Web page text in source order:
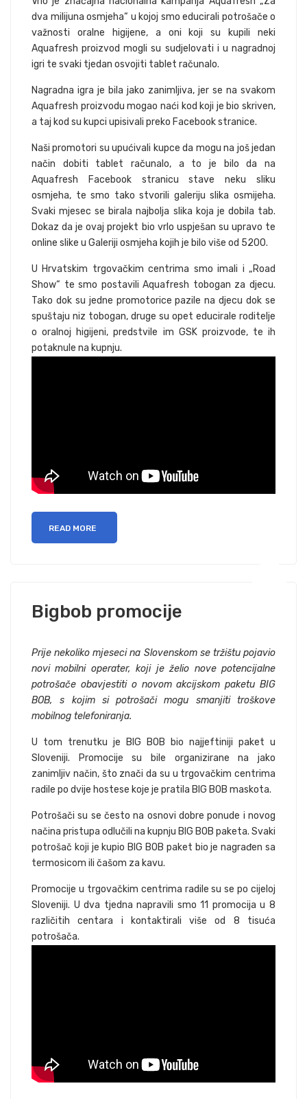
dva milijuna osmjeha“ u kojoj smo educirali potrošače o
važnosti oralne higijene, a oni koji su kupili neki
Aquafresh proizvod mogli su sudjelovati i u nagradnoj
igri te svaki tjedan osvojiti tablet računalo.
Nagradna igra je bila jako zanimljiva, jer se na svakom
Aquafresh proizvodu mogao naći kod koji je bio skriven,
a taj kod su kupci upisivali preko Facebook stranice.
Naši promotori su upućivali kupce da mogu na još jedan
način dobiti tablet računalo, a to je bilo da na
Aquafresh Facebook stranicu stave neku sliku
osmjeha, te smo tako stvorili galeriju slika osmijeha.
Svaki mjesec se birala najbolja slika koja je dobila tab.
Dokaz da je ovaj projekt bio vrlo uspješan su upravo te
online slike u Galeriji osmjeha kojih je bilo više od 5200.
U Hrvatskim trgovačkim centrima smo imali i „Road
Show“ te smo postavili Aquafresh tobogan za djecu.
Tako dok su jedne promotorice pazile na djecu dok se
spuštaju niz tobogan, druge su opet educirale roditelje
o oralnoj higijeni, predstvile im GSK proizvode, te ih
potaknule na kupnju.
READ MORE
Bigbob promocije
Prije nekoliko mjeseci na Slovenskom se tržištu pojavio
novi mobilni operater, koji je želio nove potencijalne
potrošače obavjestiti o novom akcijskom paketu BIG
BOB, s kojim si potrošači mogu smanjiti troškove
mobilnog telefoniranja.
U tom trenutku je BIG BOB bio najjeftiniji paket u
Sloveniji. Promocije su bile organizirane na jako
zanimljiv način, što znači da su u trgovačkim centrima
radile po dvije hostese koje je pratila BIG BOB maskota.
Potrošači su se često na osnovi dobre ponude i novog
načina pristupa odlučili na kupnju BIG BOB paketa. Svaki
potrošač koji je kupio BIG BOB paket bio je nagrađen sa
termosicom ili čašom za kavu.
Promocije u trgovačkim centrima radile su se po cijeloj
Sloveniji. U dva tjedna napravili smo 11 promocija u 8
različitih centara i kontaktirali više od 8 tisuća
potrošača.